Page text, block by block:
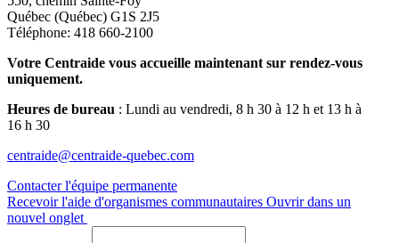
Québec (Québec) G1S 2J5
Téléphone: 418 660-2100
Votre Centraide vous accueille maintenant sur rendez-vous
uniquement.
Heures de bureau : Lundi au vendredi, 8 h 30 à 12 h et 13 h à
16 h 30
centraide@centraide-quebec.com
Contacter l'équipe permanente
Recevoir l'aide d'organismes communautaires Ouvrir dans un
nouvel onglet